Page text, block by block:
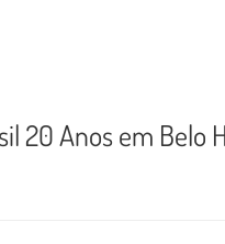
20 Anos em Belo